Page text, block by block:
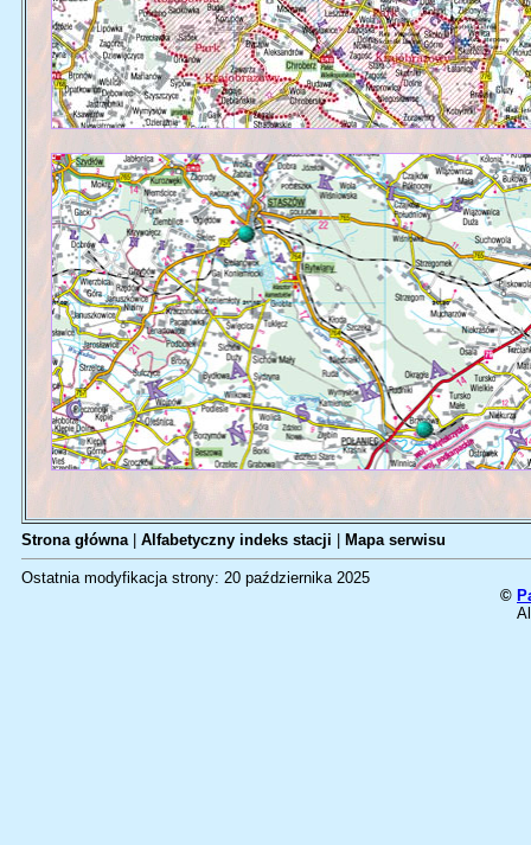
Strona główna| Alfabetyczny indeks stacji Mapa serwisu
Ostatnia modyfikacja strony: 20 października 2025
©